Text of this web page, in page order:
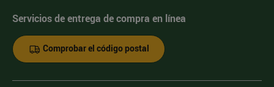
Servicios de entrega de compra en línea
Comprobar el código postal